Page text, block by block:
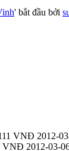
' bắt đầu bởi
VNĐ 2012-
2012-03-